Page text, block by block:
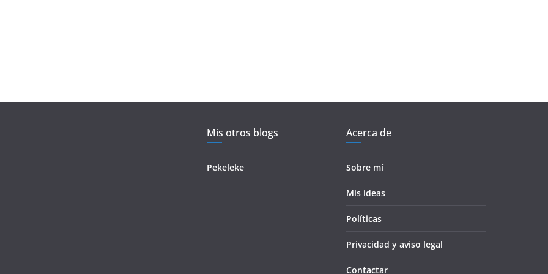
Mis otros blogs
Pekeleke
Acerca de
Sobre mí
Mis ideas
Políticas
Privacidad y aviso legal
Contactar